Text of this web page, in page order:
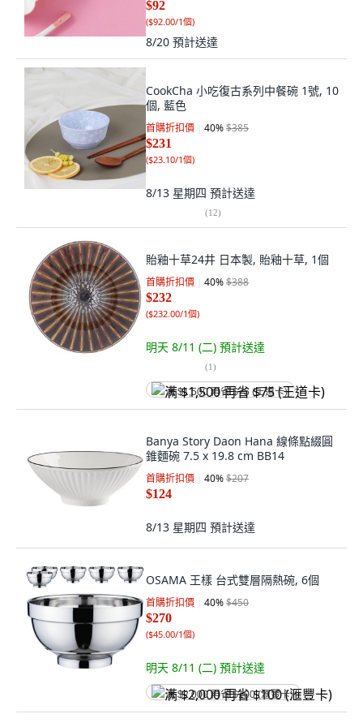
$92
($92.00/1個)
8/20 預計送達
CookCha 小吃復古系列中餐碗 1號, 10
個, 藍色
首購折扣價 40%$385
$231
($23.10/1個)
8/13 星期四 預計送達
(12)
貽釉十草24井 日本製, 貽釉十草, 1個
首購折扣價 40%$388
$232
($232.00/1個)
明天 8/11 (二) 預計送達
(1)
满 $1,500 再省 $75 (王道卡)
Banya Story Daon Hana 線條點綴圓
錐麵碗 7.5 x 19.8 cm BB14
首購折扣價 40%$207
$124
8/13 星期四 預計送達
OSAMA 王樣 台式雙層隔熱碗, 6個
首購折扣價 40%$450
$270
($45.00/1個)
明天 8/11 (二) 預計送達
满 $2,000 再省 $100 (滙豐卡)